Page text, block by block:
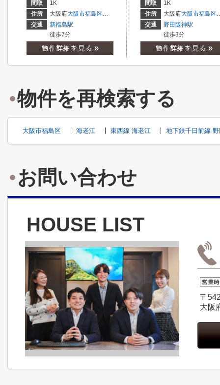
間取
1K
住所
大阪府大阪市福島区福島
４丁目
交通
新福島駅
徒歩7分
間取
1K
住所
大阪府大阪市福島区
交通
野田阪神駅
徒歩3分
物件を再検索する
大阪市福島区 海老江 東西線 海老江 地下鉄千日前線
お問い合わせ
HOUSE LIST
〒
大阪